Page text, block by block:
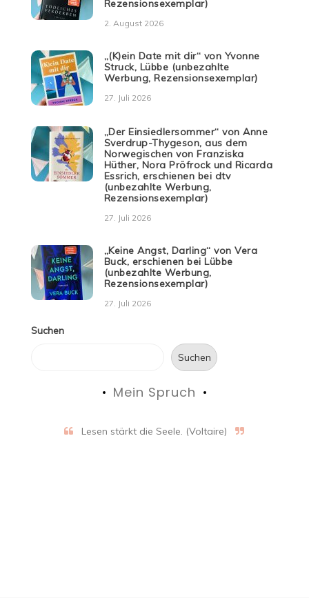
Rezensionsexemplar)
2. August 2026
„(K)ein Date mit dir“ von Yvonne
Struck, Lübbe (unbezahlte
Werbung, Rezensionsexemplar)
27. Juli 2026
„Der Einsiedlersommer“ von Anne
Sverdrup-Thygeson, aus dem
Norwegischen von Franziska
Hüther, Nora Pröfrock und Ricarda
Essrich, erschienen bei dtv
(unbezahlte Werbung,
Rezensionsexemplar)
27. Juli 2026
„Keine Angst, Darling“ von Vera
Buck, erschienen bei Lübbe
(unbezahlte Werbung,
Rezensionsexemplar)
27. Juli 2026
Suchen
Suchen
Mein Spruch
Lesen stärkt die Seele. (Voltaire)